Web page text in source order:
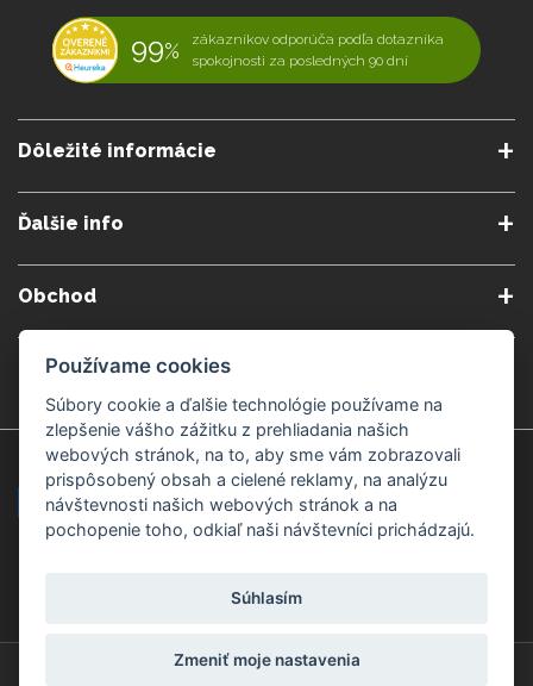
99%
zákazníkov odporúča podľa dotazníka
spokojnosti za posledných 90 dní
Dôležité informácie
Ochrana osobných údajov
Cookies nastavenia
Ďalšie info
Gemmoterapia
Obchod
Nakupuj bezpečne Veľkoobchod
Kamenné predajne
Považská Bystrica v Kauflande Považská Bystrica Mpark
Žilina Čadca
Záruka kvality
© Copyright 2008-2026 ZdravýSvet.sk
Používame cookies
Súbory cookie a ďalšie technológie používame na
zlepšenie vášho zážitku z prehliadania našich
webových stránok, na to, aby sme vám zobrazovali
prispôsobený obsah a cielené reklamy, na analýzu
návštevnosti našich webových stránok a na
pochopenie toho, odkiaľ naši návštevníci prichádzajú.
Súhlasím
Zmeniť moje nastavenia